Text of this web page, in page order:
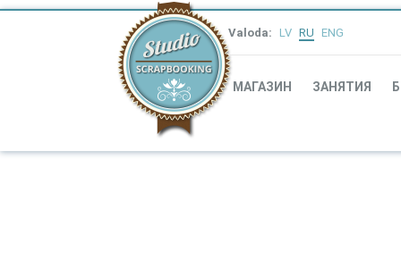
Valoda: LV RU ENG
МАГАЗИН ЗАНЯТИЯ